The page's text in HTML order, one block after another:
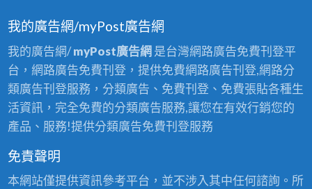
我的廣告網/myPost廣告網
我的廣告網/myPost廣告網是台灣網路廣告免費刊登平
台，網路廣告免費刊登，提供免費網路廣告刊登,網路分
類廣告刊登服務，分類廣告、免費刊登、免費張貼各種生
活資訊，完全免費的分類廣告服務,讓您在有效行銷您的
產品、服務!提供分類廣告免費刊登服務
免責聲明
本網站僅提供資訊參考平台，並不涉入其中任何諮詢。所